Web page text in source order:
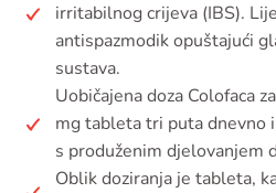
irritabilnog crijeva (IBS).
antispazmodik opuštajući
sustava.
Uobičajena doza Colofaca
mg tableta tri puta dnevno
s produženim djelovanjem
Oblik doziranja je tableta,